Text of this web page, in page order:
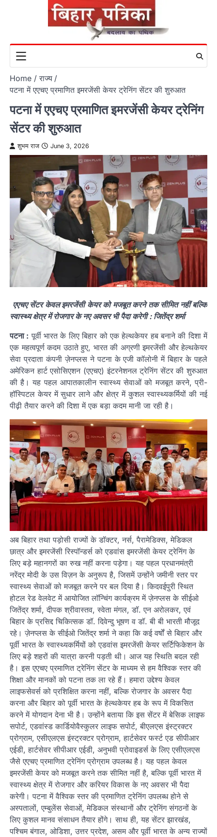
Home
राज्य
पटना में एएचए प्रमाणित इमरजेंसी केयर ट्रेनिंग सेंटर की शुरुआत
पटना में एएचए प्रमाणित इमरजेंसी केयर ट्रेनिंग
सेंटर की शुरुआत
शुभम राज June 3, 2026
एएचए सेंटर केवल इमरजेंसी केयर को मजबूत करने तक सीमित नहीं बल्कि
स्वास्थ्य क्षेत्र में रोजगार के नए अवसर भी पैदा करेगी : जितेंद्र शर्मा
पटना : पूर्वी भारत के लिए बिहार को एक हेल्थकेयर हब बनाने की दिशा में
एक महत्वपूर्ण कदम उठाते हुए, भारत की अग्रणी इमरजेंसी और हेल्थकेयर
सेवा प्रदाता कंपनी ज़ेनप्लस ने पटना के एजी कॉलोनी में बिहार के पहले
अमेरिकन हार्ट एसोसिएशन (एएचए) इंटरनेशनल ट्रेनिंग सेंटर की शुरुआत
की है। यह पहल आपातकालीन स्वास्थ्य सेवाओं को मजबूत करने, प्री-
हॉस्पिटल केयर में सुधार लाने और क्षेत्र में कुशल स्वास्थ्यकर्मियों की नई
पीढ़ी तैयार करने की दिशा में एक बड़ा कदम मानी जा रही है।
अब बिहार तथा पड़ोसी राज्यों के डॉक्टर, नर्स, पैरामेडिक्स, मेडिकल
छात्र और इमरजेंसी रिस्पॉन्डर्स को एडवांस इमरजेंसी केयर ट्रेनिंग के
लिए बड़े महानगरों का रुख नहीं करना पड़ेगा। यह पहल प्रधानमंत्री
नरेंद्र मोदी के उस विज़न के अनुरूप है, जिसमें उन्होंने जमीनी स्तर पर
स्वास्थ्य सेवाओं को मजबूत करने पर बल दिया है। किदवईपुरी स्थित
होटल रेड वेलवेट में आयोजित लॉन्चिंग कार्यक्रम में ज़ेनप्लस के सीईओ
जितेंद्र शर्मा, दीपक श्रीवास्तव, स्वेता मंगल, डॉ. एन अरोलकर, एवं
बिहार के प्रसिद्द चिकित्सक डॉ. दिवेन्दु भूषण व डॉ. बी बी भारती मौजूद
रहे। ज़ेनप्लस के सीईओ जितेंद्र शर्मा ने कहा कि कई वर्षों से बिहार और
पूर्वी भारत के स्वास्थ्यकर्मियों को एडवांस इमरजेंसी केयर सर्टिफिकेशन के
लिए बड़े शहरों की यात्रा करनी पड़ती थी। आज यह स्थिति बदल रही
है। इस एएचए प्रमाणित ट्रेनिंग सेंटर के माध्यम से हम वैश्विक स्तर की
शिक्षा और मानकों को पटना तक ला रहे हैं। हमारा उद्देश्य केवल
लाइफसेवर्स को प्रशिक्षित करना नहीं, बल्कि रोजगार के अवसर पैदा
करना और बिहार को पूर्वी भारत के हेल्थकेयर हब के रूप में विकसित
करने में योगदान देना भी है। उन्होंने बताया कि इस सेंटर में बेसिक लाइफ
सपोर्ट, एडवांस्ड कार्डियोवैस्कुलर लाइफ सपोर्ट, बीएलएस इंस्ट्रक्टर
प्रोग्राम, एसीएलएस इंस्ट्रक्टर प्रोग्राम, हार्टसेवर फर्स्ट एड सीपीआर
एईडी, हार्टसेवर सीपीआर एईडी, अनुभवी प्रोवाइडर्स के लिए एसीएलएस
जैसे एएचए प्रमाणित ट्रेनिंग प्रोग्राम उपलब्ध है। यह पहल केवल
इमरजेंसी केयर को मजबूत करने तक सीमित नहीं है, बल्कि पूर्वी भारत में
स्वास्थ्य क्षेत्र में रोजगार और करियर विकास के नए अवसर भी पैदा
करेगी। पटना में वैश्विक स्तर की प्रमाणित ट्रेनिंग उपलब्ध होने से
अस्पतालों, एम्बुलेंस सेवाओं, मेडिकल संस्थानों और ट्रेनिंग संगठनों के
लिए कुशल मानव संसाधन तैयार होंगे। साथ ही, यह सेंटर झारखंड,
पश्चिम बंगाल, ओडिशा, उत्तर प्रदेश, असम और पूर्वी भारत के अन्य राज्यों